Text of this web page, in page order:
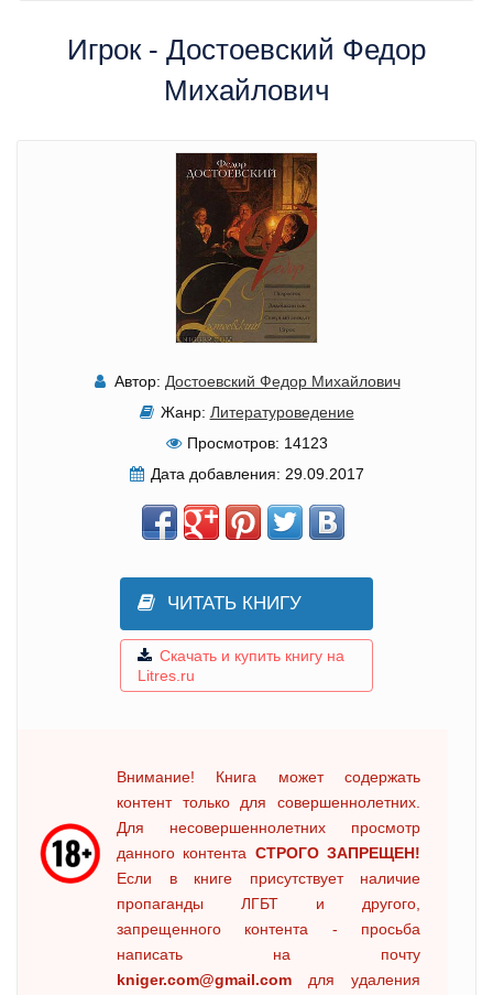
Игрок - Достоевский Федор
Михайлович
Автор: Достоевский Федор Михайлович
Жанр: Литературоведение
Просмотров: 14123
Дата добавления: 29.09.2017
ЧИТАТЬ КНИГУ
Скачать и купить книгу на
Litres.ru
Внимание! Книга может содержать
контент только для совершеннолетних.
Для несовершеннолетних просмотр
данного контента СТРОГО ЗАПРЕЩЕН!
Если в книге присутствует наличие
пропаганды ЛГБТ и другого,
запрещенного контента - просьба
написать на почту
kniger.com@gmail.com для удаления